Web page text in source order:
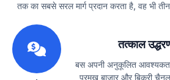
तक का सबसे सरल मार्ग प्रदान करता है, वह भी
तत्काल
बस अपनी अनुकूलित
प्रमुख बाजार और बिक्री